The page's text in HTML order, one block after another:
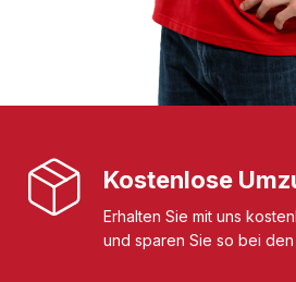
Kostenlose
Erhalten Sie mit uns
und sparen Sie so bei